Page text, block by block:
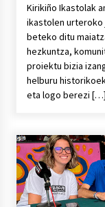
Kirikiño Ikastolak
ikastolen urteroko
beteko ditu
hezkuntza,
proiektu bizia
helburu
eta logo berezi […]